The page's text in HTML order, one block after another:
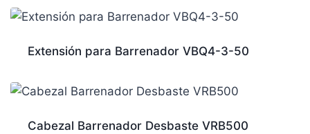
Extensión para Barrenador VBQ4-3-50
Cabezal Barrenador Desbaste VRB500